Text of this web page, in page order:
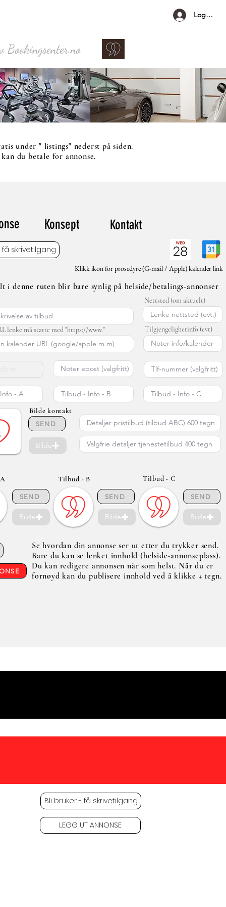
Logg Inn
Bookingsenter.no
under " listings" nederst på siden.
du betale for annonse.
Konsept Kontakt
få skrivetilgang
Klikk ikon for prosedyre (G-mail / Apple) kalender link
i denne ruten blir bare synlig på helside/betalings-annonser
Nettsted (om aktuelt)
Tilgjengelighetinfo (evt)
Bilde kontakt
SEND
Bilde
Tilbud - B Tilbud - C
SEND
Bilde
SEND
Bilde
SEND
Bilde
Se hvordan din annonse ser ut etter du trykker send.
Bare du kan se lenket innhold (helside-annonseplass).
Du kan redigere annonsen når som helst. Når du er
fornøyd kan du publisere innhold ved å klikke + tegn.
lenke må starte med "https://www."
Bli bruker - få skrivetilgang
LEGG UT ANNONSE